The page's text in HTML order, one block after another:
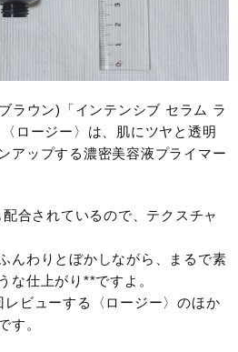
ラウン)「インテンシブ セラム ラ
ロージー〉は、肌にツヤと透明
アップする濃密美容液プライマー
合されているので、テクスチャ
んわりとぼかしながら、まるで素
な仕上がり**ですよ。
レビューする〈ロージー〉のほか
す。